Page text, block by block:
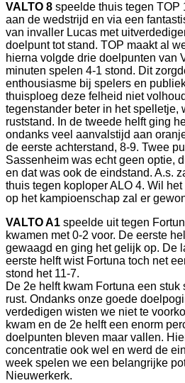
VALTO 8 speelde thuis tegen TOP
aan de wedstrijd en via een
van invaller Lucas met
doelpunt tot stand. TOP maakt al
hierna volgde drie doelpunten van
minuten spelen 4-1 stond. Dit
enthousiasme bij spelers en
thuisploeg deze felheid niet
tegenstander beter in het spelletje,
ruststand. In de tweede helft ging
ondanks veel aanvalstijd aan
de eerste achterstand, 8-9. Twee
Sassenheim was echt geen optie,
en dat was ook de eindstand. A.s.
thuis tegen koploper ALO 4. Wil
op het kampioenschap zal er
VALTO A1 speelde uit tegen
kwamen met 0-2 voor. De eerste
gewaagd en ging het gelijk op. De
eerste helft wist Fortuna toch net
stond het 11-7.
De 2e helft kwam Fortuna een stuk
rust. Ondanks onze goede
verdedigen wisten we niet te
kwam en de 2e helft een enorm
doelpunten bleven maar vallen.
concentratie ook wel en werd de
week spelen we een belangrijke
Nieuwerkerk.